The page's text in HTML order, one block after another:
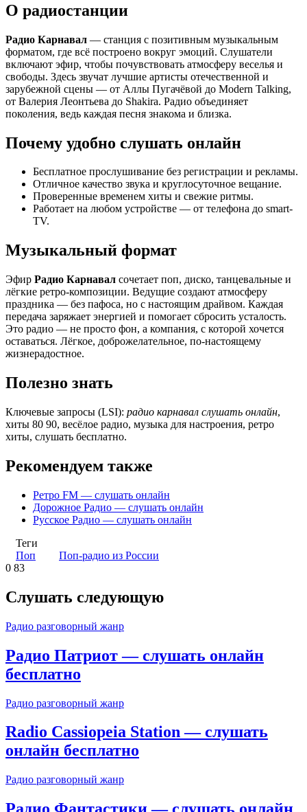
О радиостанции
Радио Карнавал — станция с позитивным музыкальным
форматом, где всё построено вокруг эмоций. Слушатели
включают эфир, чтобы почувствовать атмосферу веселья и
свободы. Здесь звучат лучшие артисты отечественной и
зарубежной сцены — от Аллы Пугачёвой до Modern Talking,
от Валерия Леонтьева до Shakira. Радио объединяет
поколения, ведь каждая песня знакома и близка.
Почему удобно слушать онлайн
Бесплатное прослушивание без регистрации и рекламы.
Отличное качество звука и круглосуточное вещание.
Проверенные временем хиты и свежие ритмы.
Работает на любом устройстве — от телефона до smart-
TV.
Музыкальный формат
Эфир Радио Карнавал сочетает поп, диско, танцевальные и
лёгкие ретро-композиции. Ведущие создают атмосферу
праздника — без пафоса, но с настоящим драйвом. Каждая
передача заряжает энергией и помогает сбросить усталость.
Это радио — не просто фон, а компания, с которой хочется
оставаться. Лёгкое, доброжелательное, по-настоящему
жизнерадостное.
Полезно знать
Ключевые запросы (LSI): радио карнавал слушать онлайн,
хиты 80 90, весёлое радио, музыка для настроения, ретро
хиты, слушать бесплатно.
Рекомендуем также
Ретро FM — слушать онлайн
Дорожное Радио — слушать онлайн
Русское Радио — слушать онлайн
Теги
Поп
Поп-радио из России
0 83
Слушать следующую
Радио разговорный жанр
Радио Патриот — слушать онлайн
бесплатно
Радио разговорный жанр
Radio Cassiopeia Station — слушать
онлайн бесплатно
Радио разговорный жанр